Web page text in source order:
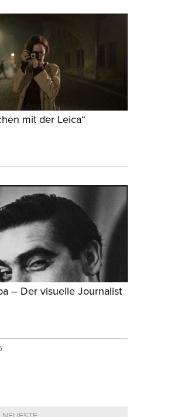
mit der Leica“
– Der visuelle Journalist